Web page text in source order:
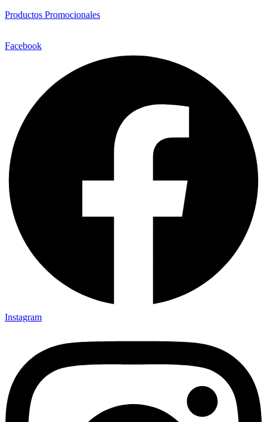
Productos Promocionales
Facebook
Instagram